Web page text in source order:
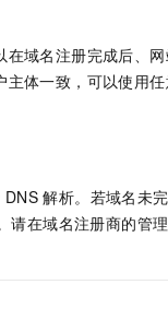
域名注册完成后、
体一致，可以使用
DNS 解析。若域名未
请在域名注册商的管
多种方案随心选，轻松解锁专属 DeepSeek